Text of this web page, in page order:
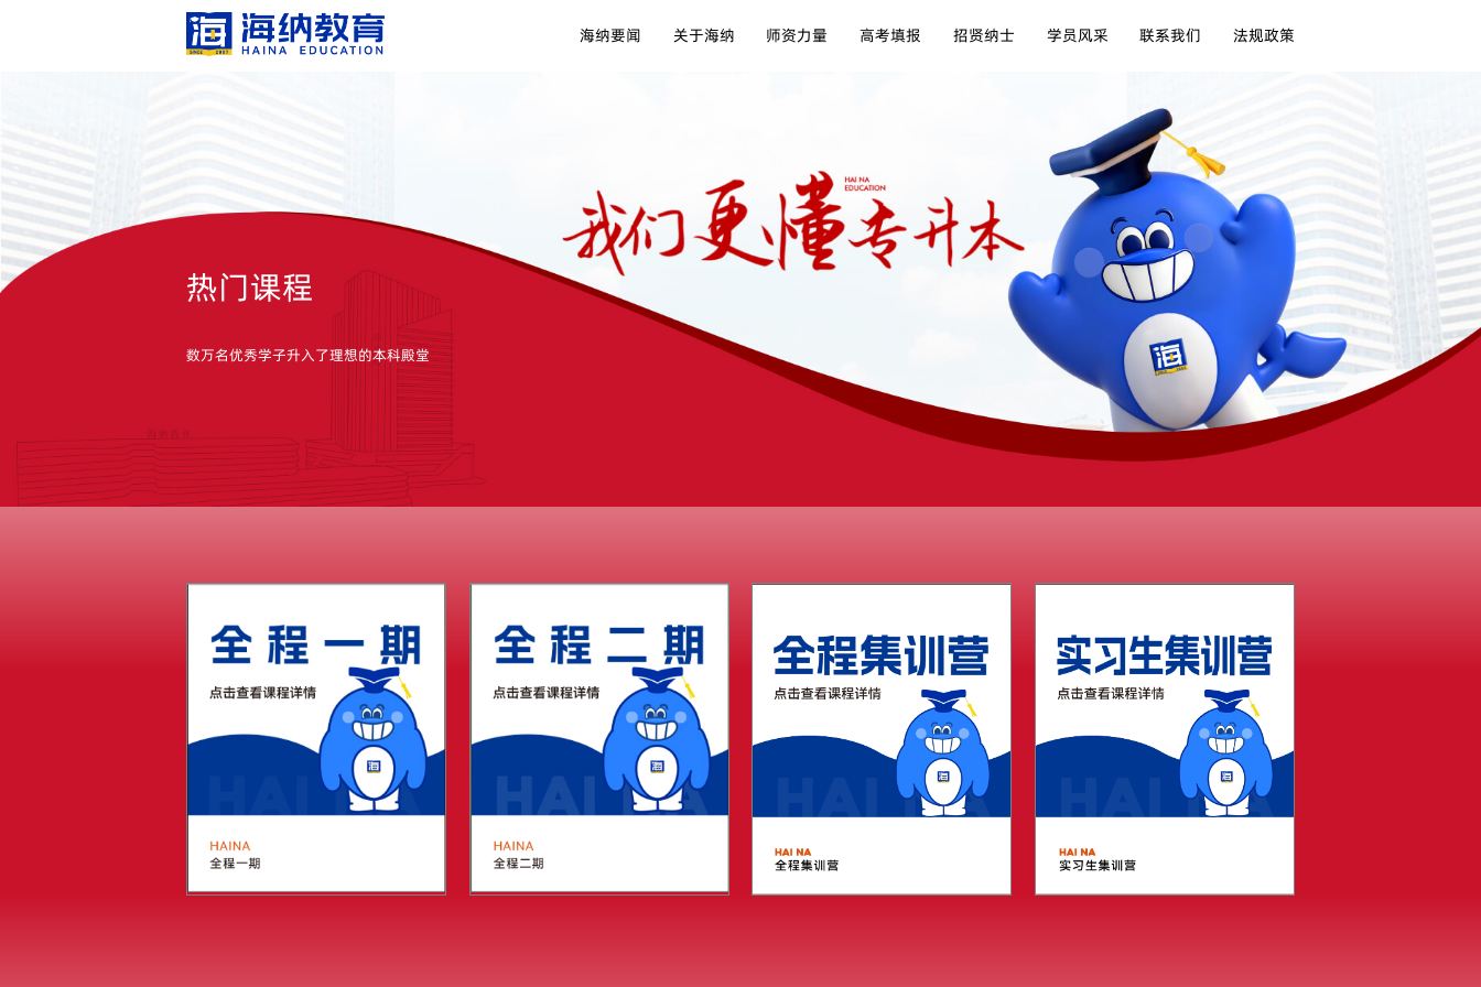
海纳要闻 关于海纳 师资力量 高考填报 招贤纳士 学员风采 联系我们 法规政策
热门课程
数万名优秀学子升入了理想的本科殿堂